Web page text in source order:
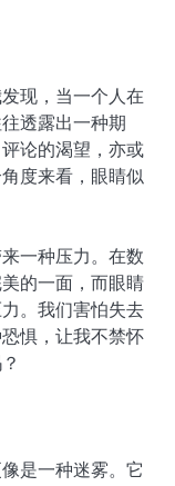
现，当一个人在
透露出一种期
论的渴望，亦或
度来看，眼睛似
一种压力。在数
的一面，而眼睛
。我们害怕失去
惧，让我不禁怀
是一种迷雾。它